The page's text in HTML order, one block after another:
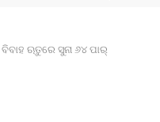
ବିବାହ ଋତୁରେ ସୁନା ୬୪ ପାର୍‌